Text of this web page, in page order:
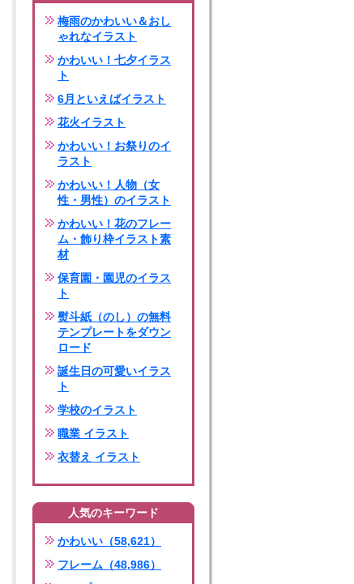
梅雨のかわいい＆おし
ゃれなイラスト
かわいい！七夕イラス
ト
6月といえばイラスト
花火イラスト
かわいい！お祭りのイ
ラスト
かわいい！人物（女
性・男性）のイラスト
かわいい！花のフレー
ム・飾り枠イラスト素
材
保育園・園児のイラス
ト
熨斗紙（のし）の無料
テンプレートをダウン
ロード
誕生日の可愛いイラス
ト
学校のイラスト
職業 イラスト
衣替え イラスト
人気のキーワード
かわいい（58,621）
フレーム（48,986）